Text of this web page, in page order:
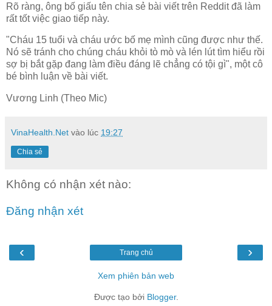
Rõ ràng, ông bố giấu tên chia sẻ bài viết trên Reddit đã làm
rất tốt việc giao tiếp này.
"Cháu 15 tuổi và cháu ước bố mẹ mình cũng được như thế.
Nó sẽ tránh cho chúng cháu khỏi tò mò và lén lút tìm hiểu rồi
sợ bị bắt gặp đang làm điều đáng lẽ chẳng có tội gì", một cô
bé bình luận về bài viết.
Vương Linh (Theo Mic)
VinaHealth.Net vào lúc 19:27
Chia sẻ
Không có nhận xét nào:
Đăng nhận xét
‹ ›
Trang chủ
Xem phiên bản web
Được tạo bởi Blogger.